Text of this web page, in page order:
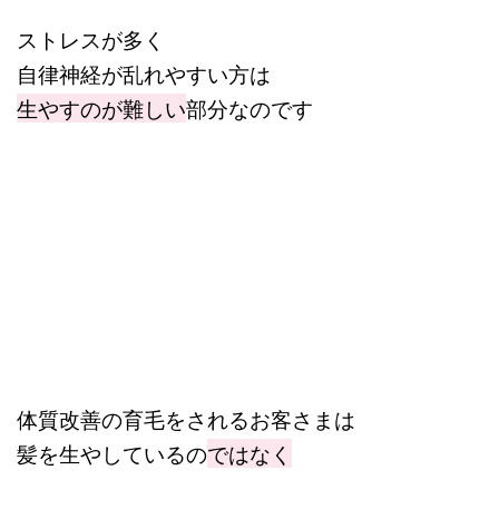
ストレスが多く
自律神経が乱れやすい方は
生やすのが難しい部分なのです
体質改善の育毛をされるお客さまは
髪を生やしているのではなく